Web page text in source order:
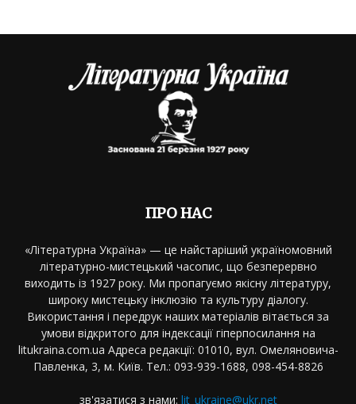
ПРО НАС
«Літературна Україна» — це найстаріший україномовний
літературно-мистецький часопис, що безперервно
виходить із 1927 року. Ми пропагуємо якісну літературу,
широку мистецьку інклюзію та культуру діалогу.
Використання і передрук наших матеріалів вітається за
умови відкритого для індексації гіперпосилання на
litukraina.com.ua Адреса редакції: 01010, вул. Омеляновича-
Павленка, 3, м. Київ. Тел.: 093-939-1688, 098-454-8826
зв'язатися з нами: lit_ukraine@ukr.net